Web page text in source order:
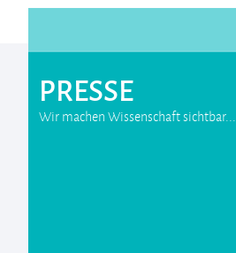
PRESSE
Wir machen Wissenschaft sichtbar...